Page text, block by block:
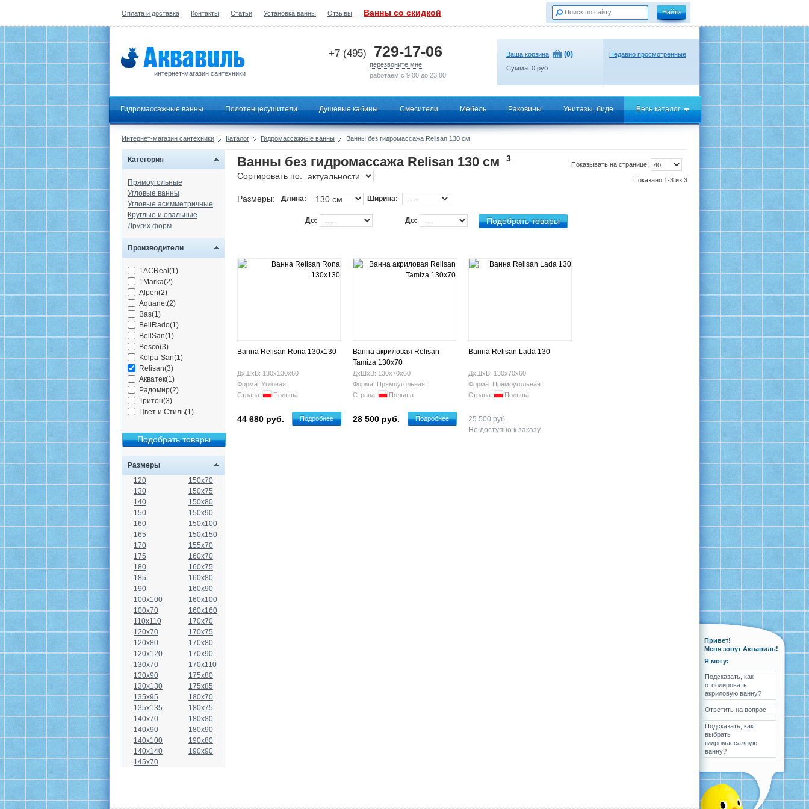
Оплата и доставка Контакты Статьи Установка ванны Отзывы Ванны со скидкой
интернет-магазин сантехники
+7 (495) 729-17-06
перезвоните мне
работаем с 9:00 до 23:00
Ваша корзина (0)
Сумма: 0 руб.
Недавно просмотренные
Гидромассажные ванны Полотенцесушители Душевые кабины Смесители Мебель Раковины Унитазы, биде Весь каталог
Интернет-магазин сантехники Каталог Гидромассажные ванны Ванны без гидромассажа Relisan 130 см
Категория
Прямоугольные
Угловые ванны
Угловые асимметричные
Круглые и овальные
Других форм
Производители
1ACReal(1)
1Marka(2)
Alpen(2)
Aquanet(2)
Bas(1)
BellRado(1)
BellSan(1)
Besco(3)
Kolpa-San(1)
Relisan(3)
Акватек(1)
Радомир(2)
Тритон(3)
Цвет и Стиль(1)
Размеры
120
130
140
150
160
165
170
175
180
185
190
100x100
100x70
110x110
120x70
120x80
120x120
130x70
130x90
130x130
135x95
135x135
140x70
140x90
140x100
140x140
145x70
150x70
150x75
150x80
150x90
150x100
150x150
155x70
160x70
160x75
160x80
160x90
160x100
160x160
170x70
170x75
170x80
170x90
170x110
175x80
175x85
180x70
180x75
180x80
180x90
190x80
190x90
Показывать на странице:
Показано 1-3 из 3
Ванны без гидромассажа Relisan 130 см
3
Сортировать по:
Размеры: Длина: Ширина:
До: До:
Ванна Relisan Rona 130х130
ДхШхВ: 130х130х60
Форма: Угловая
Страна:
Польша
44 680 руб. Подробнее
Ванна акриловая Relisan
Tamiza 130x70
ДхШхВ: 130х70х60
Форма: Прямоугольная
Страна:
Польша
28 500 руб. Подробнее
Ванна Relisan Lada 130
ДхШхВ: 130х70х60
Форма: Прямоугольная
Страна:
Польша
25 500 руб.
Не доступно к заказу
Привет!
Меня зовут Аквавиль!
Я могу:
Подсказать, как
отполировать
акриловую ванну?
Ответить на вопрос
Подсказать, как
выбрать
гидромассажную
ванну?